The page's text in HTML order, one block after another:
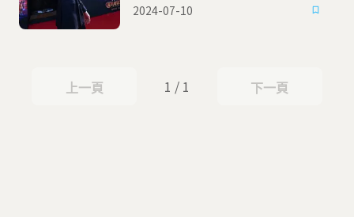
2024-07-10
上一頁
上一頁 1 / 1 下一頁
下一頁